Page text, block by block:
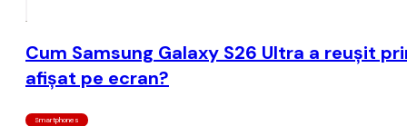
Cum Samsung Galaxy S26 Ultra a reușit
afișat pe ecran?
Smartphones